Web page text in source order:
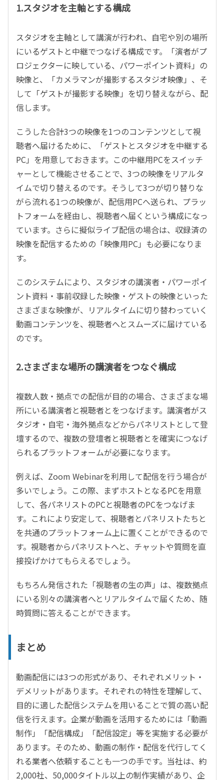
1.スタジオを主軸とする構成
スタジオを主軸として講演が行われ、自宅や別の場所
にいるゲストと中継でつなげる構成です。「演者がプ
ロジェクターに映している、パワーポイント資料」の
映像と、「カメラマンが撮影するスタジオ映像」、そ
して「ゲストが撮影する映像」を切り替えながら、配
信します。
こうした合計3つの映像を1つのコンテンツとして視
聴者へ届けるために、「ゲストとスタジオを中継する
PC」を用意しておきます。この中継用PCをスイッチ
ャーとして機能させることで、3つの映像をリアルタ
イムで切り替えるのです。そうして3つが切り替りな
がら流れる1つの映像が、配信用PCへ送られ、プラッ
トフォームを経由し、視聴者へ届くという構成になっ
ています。さらに擬似ライブ配信の場合は、収録済の
映像を配信するための「映像用PC」も必要になりま
す。
このシステムにより、スタジオの講演者・パワーポイ
ント資料・事前収録した映像・ゲストの映像といった
さまざまな映像が、リアルタイムに切り替わっていく
動画コンテンツを、視聴者へとスムーズに届けている
のです。
2.さまざまな場所の講演者をつなぐ構成
複数人数・拠点での配信が目的の場合、さまざまな場
所にいる講演者と視聴者とをつなげます。講演者がス
タジオ・自宅・海外拠点などからパネリストとして登
壇するので、複数の登壇者と視聴者とを確実につなげ
られるプラットフォームが必要になります。
例えば、Zoom Webinarを利用して配信を行う場合が
多いでしょう。この際、まずホストとなるPCを用意
して、各パネリストのPCと視聴者のPCをつなげま
す。これにより安定して、視聴者とパネリストたちと
を共通のプラットフォーム上に置くことができるので
す。視聴者からパネリストへと、チャットや質問を直
接投げかけてもらえるでしょう。
もちろん発信された「視聴者の生の声」は、複数拠点
にいる別々の講演者へとリアルタイムで届くため、随
時質問に答えることができます。
まとめ
動画配信には3つの形式があり、それぞれメリット・
デメリットがあります。それぞれの特性を理解して、
目的に適した配信システムを用いることで質の高い配
信を行えます。企業が動画を活用するためには「動画
制作」「配信構成」「配信設定」等を実施する必要が
あります。そのため、動画の制作・配信を代行してく
れる業者へ依頼することも一つの手です。当社は、約
2,000社、50,000タイトル以上の制作実績があり、企